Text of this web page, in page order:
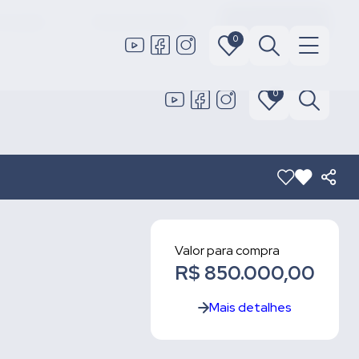
0
0
Valor para compra
R$ 850.000,00
Mais detalhes